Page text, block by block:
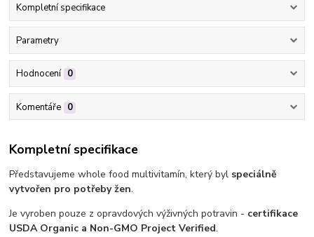
Kompletní specifikace
Parametry
Hodnocení 0
Komentáře 0
Kompletní specifikace
Představujeme whole food multivitamín, který byl speciálně
vytvořen pro potřeby žen.
Je vyroben pouze z opravdových výživných potravin - certifikace
USDA Organic a Non-GMO Project Verified.